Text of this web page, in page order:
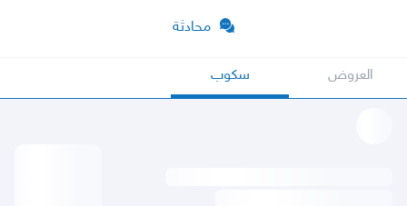
محادثة
العروض سكوب